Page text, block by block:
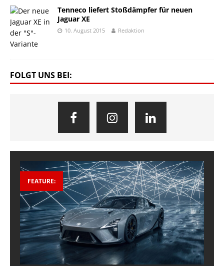
Tenneco liefert Stoßdämpfer für neuen
Jaguar XE
10. August 2015 Redaktion
FOLGT UNS BEI:
FEATURE: